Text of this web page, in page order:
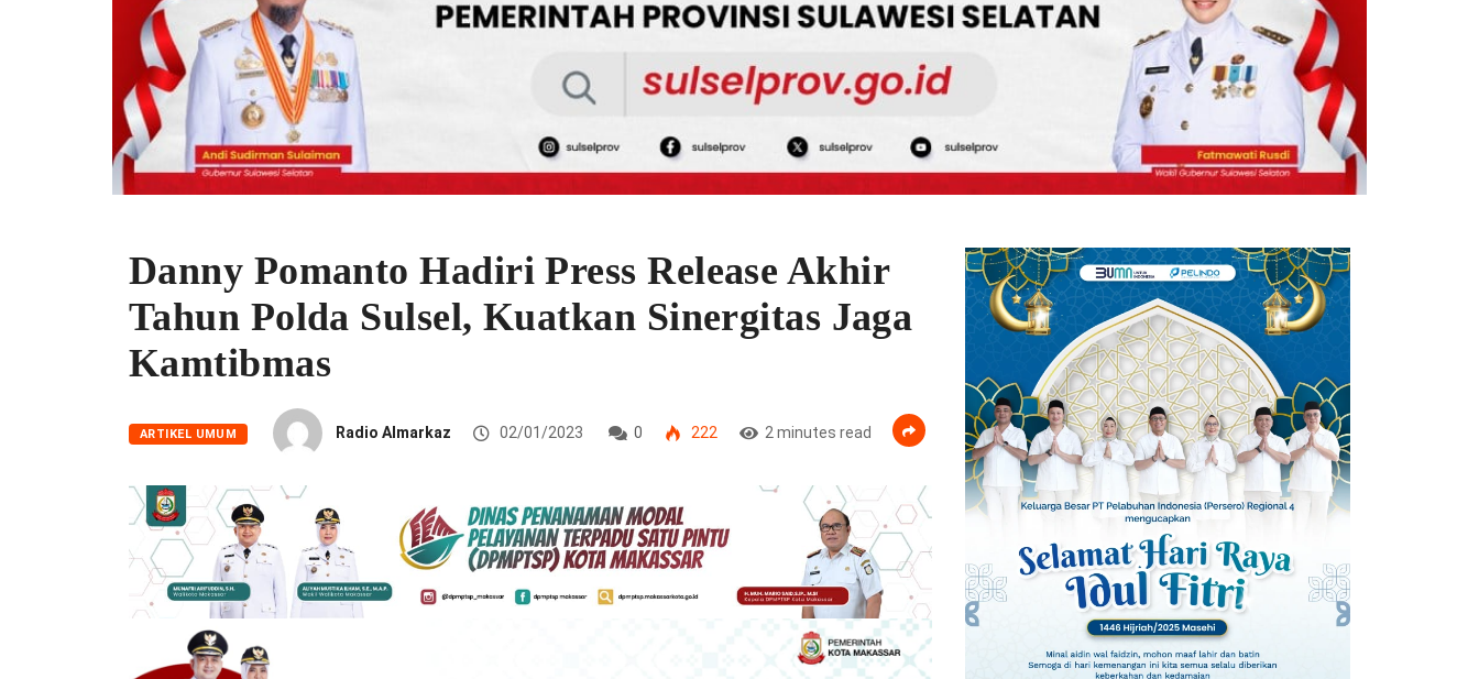
Danny Pomanto Hadiri Press Release Akhir
Tahun Polda Sulsel, Kuatkan Sinergitas Jaga
Kamtibmas
ARTIKEL UMUM Radio Almarkaz 02/01/2023 0 222 2 minutes read